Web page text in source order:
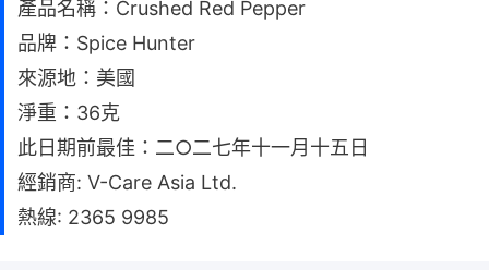
產品名稱：Crushed Red Pepper
品牌：Spice Hunter
來源地：美國
淨重：36克
此日期前最佳：二○二七年十一月十五日
經銷商: V-Care Asia Ltd.
熱線: 2365 9985